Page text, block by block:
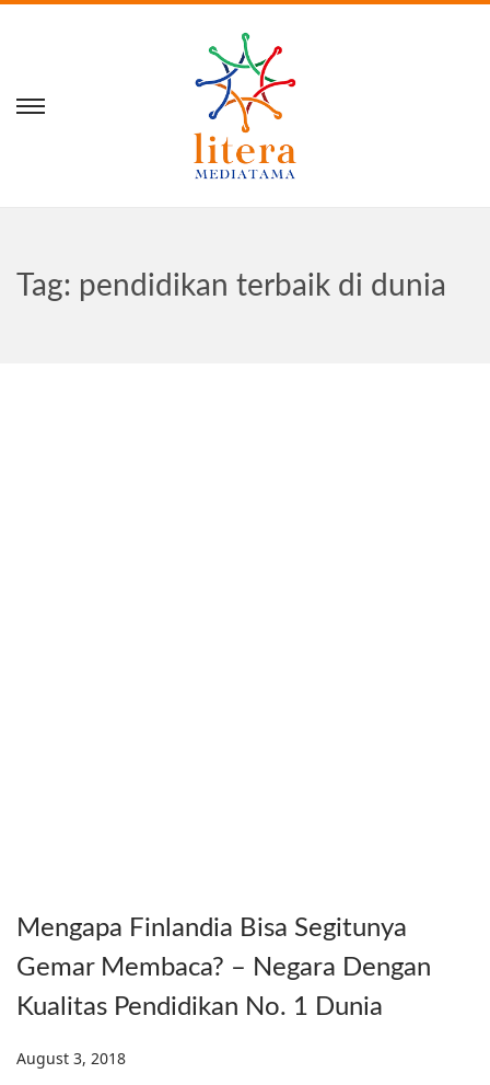
Tag: pendidikan terbaik di dunia
Mengapa Finlandia Bisa Segitunya
Gemar Membaca? – Negara Dengan
Kualitas Pendidikan No. 1 Dunia
Posted on
August 3, 2018